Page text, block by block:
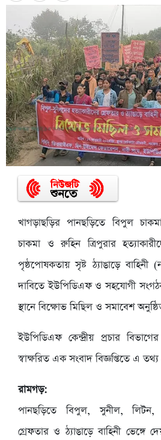
খাগড়াছড়ির পানছড়িতে বিপুল
চাকমা ও রুহিন ত্রিপুরার
পৃষ্ঠপোষকতায় সৃষ্ট ঠ্যাঙাড়ে
দাবিতে ইউপিডিএফ ও সহযোগী
স্থানে বিক্ষোভ মিছিল ও সমাবেশ
ইউপিডিএফ কেন্দ্রীয় প্রচার
স্বাক্ষরিত এক সংবাদ বিজ্ঞপ্তিতে এ
রামগড়:
পানছড়িতে বিপুল, সুনীল, লিটন,
গ্রেফতার ও ঠ্যাঙাড়ে বাহিনী ভেঙ্গে